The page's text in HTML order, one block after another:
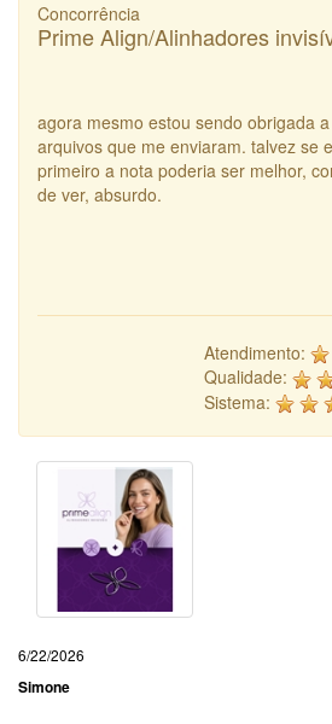
Concorrência
Prime Align/Alinhadores
agora mesmo estou sendo obrigada
arquivos que me enviaram. talvez se
primeiro a nota poderia ser melhor,
de ver, absurdo.
Atendimento:
Qualidade:
Sistema:
6/22/2026
Simone